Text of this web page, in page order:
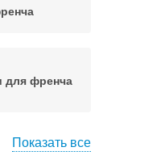
для френча
Показать все